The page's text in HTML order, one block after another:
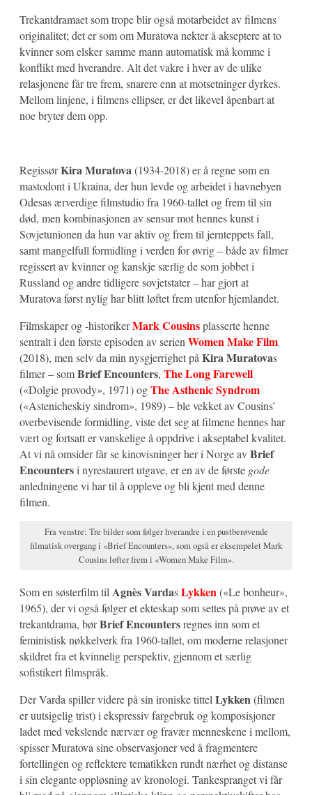
Trekantdramaet som trope blir også motarbeidet av filmens
originalitet; det er som om Muratova nekter å akseptere at to
kvinner som elsker samme mann automatisk må komme i
konflikt med hverandre. Alt det vakre i hver av de ulike
relasjonene får tre frem, snarere enn at motsetninger dyrkes.
Mellom linjene, i filmens ellipser, er det likevel åpenbart at
noe bryter dem opp.
RegissørKira Muratova(1934-2018) er å regne som en
mastodont i Ukraina, der hun levde og arbeidet i havnebyen
Odesas ærverdige filmstudio fra 1960-tallet og frem til sin
død, men kombinasjonen av sensur mot hennes kunst i
Sovjetunionen da hun var aktiv og frem til jernteppets fall,
samt mangelfull formidling i verden for øvrig – både av filmer
regissert av kvinner og kanskje særlig de som jobbet i
Russland og andre tidligere sovjetstater – har gjort at
Muratova først nylig har blitt løftet frem utenfor hjemlandet.
Filmskaper og -historikerMark Cousinsplasserte henne
sentralt i den første episoden av serien Women Make Film
(2018), men selv da min nysgjerrighet på Kira Muratovas
filmer – somBrief Encounters, The Long Farewell
(«Dolgie provody», 1971) ogThe Asthenic Syndrom
(«Astenicheskiy sindrom», 1989) – ble vekket av Cousins’
overbevisende formidling, viste det seg at filmene hennes har
vært og fortsatt er vanskelige å oppdrive i akseptabel kvalitet.
At vi nå omsider får se kinovisninger her i Norge avBrief
Encountersi nyrestaurert utgave, er en av de første gode
anledningene vi har til å oppleve og bli kjent med denne
filmen.
Fra venstre: Tre bilder som følger hverandre i en pustberøvende
filmatisk overgang i «Brief Encounters», som også er eksempelet Mark
Cousins løfter frem i «Women Make Film».
Som en søsterfilm til Agnès VardasLykken(«Le bonheur»,
1965), der vi også følger et ekteskap som settes på prøve av et
trekantdrama, børBrief Encountersregnes inn som et
feministisk nøkkelverk fra 1960-tallet, om moderne relasjoner
skildret fra et kvinnelig perspektiv, gjennom et særlig
sofistikert filmspråk.
Der Varda spiller videre på sin ironiske tittel Lykken(filmen
er uutsigelig trist) i ekspressiv fargebruk og komposisjoner
ladet med vekslende nærvær og fravær menneskene i mellom,
spisser Muratova sine observasjoner ved å fragmentere
fortellingen og reflektere tematikken rundt nærhet og distanse
i sin elegante oppløsning av kronologi. Tankespranget vi får